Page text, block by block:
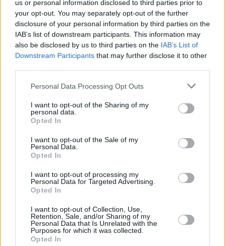
us or personal information disclosed to third parties prior to
your opt-out. You may separately opt-out of the further
disclosure of your personal information by third parties on the
IAB’s list of downstream participants. This information may
also be disclosed by us to third parties on the IAB’s List of
Downstream Participants that may further disclose it to other
Personal Data Processing Opt Outs
I want to opt-out of the Sharing of my
personal data.
Opted In
I want to opt-out of the Sale of my
Personal Data.
Opted In
I want to opt-out of processing my
Personal Data for Targeted Advertising.
Opted In
I want to opt-out of Collection, Use,
Retention, Sale, and/or Sharing of my
Personal Data that Is Unrelated with the
Purposes for which it was collected.
Opted In
en la LZ 20 a la altura del Monumento
al Campesino entre las 09.00 y las
18.00 horas".
Para el resto de carreteras, calles y
caminos afectados también se pide el
máximo respecto a las señales de
las vías y sobre todo para garantizar la
seguridad de los participantes así
como la de los propios conductores.
Escribir un comentario
Nombre
(requerido)